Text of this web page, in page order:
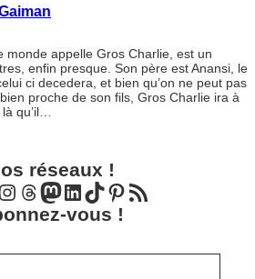
monde appelle Gros Charlie, est un
enfin presque. Son père est Anansi, le
ci decedera, et bien qu’on ne peut pas
proche de son fils, Gros Charlie ira à
qu’il…
réseaux !
Instagram Threads Mastodon LinkedIn TikTok Pinterest Flux RSS
vous !